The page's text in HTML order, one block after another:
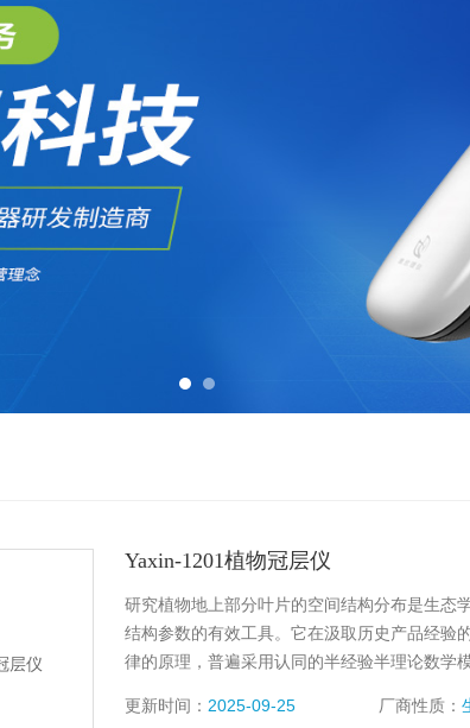
Yaxin-1201植物冠层仪
研究植物地上部分叶片的空间结构分布是生态
结构参数的有效工具。它在汲取历史产品经验
律的原理，普遍采用认同的半经验半理论数学
更新时间： 2025-09-25 厂商性质：